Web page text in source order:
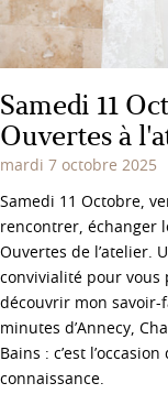
Samedi 11
Ouvertes à
mardi 7 octobre 2025
Samedi 11 Octobre,
rencontrer, échanger
Ouvertes de l’atelier.
convivialité pour vous
découvrir mon savoir-
minutes d’Annecy,
Bains : c’est
connaissance.